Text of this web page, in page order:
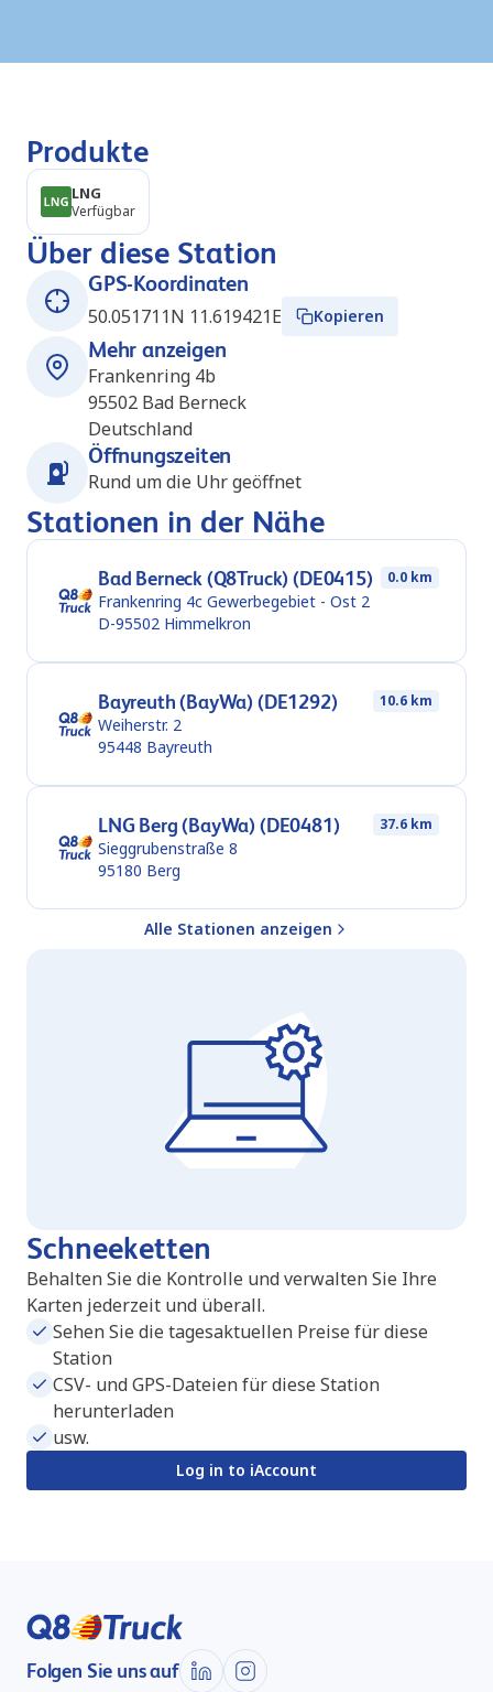
Produkte
LNG
Verfügbar
Über diese Station
GPS-Koordinaten
50.051711N 11.619421E
Kopieren
Mehr anzeigen
Frankenring 4b
95502 Bad Berneck
Deutschland
Öffnungszeiten
Rund um die Uhr geöffnet
Stationen in der Nähe
Bad Berneck (Q8Truck) (DE0415) 0.0 km
Frankenring 4c Gewerbegebiet - Ost 2
D-95502 Himmelkron
Bayreuth (BayWa) (DE1292) 10.6 km
Weiherstr. 2
95448 Bayreuth
LNG Berg (BayWa) (DE0481) 37.6 km
Sieggrubenstraße 8
95180 Berg
Alle Stationen anzeigen
Schneeketten
Behalten Sie die Kontrolle und verwalten Sie Ihre
Karten jederzeit und überall.
Sehen Sie die tagesaktuellen Preise für diese
Station
CSV- und GPS-Dateien für diese Station
herunterladen
usw.
Log in to iAccount
Folgen Sie uns auf